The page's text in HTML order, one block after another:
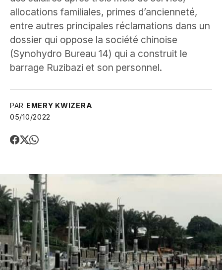
allocations familiales, primes d’ancienneté,
entre autres principales réclamations dans un
dossier qui oppose la société chinoise
(Synohydro Bureau 14) qui a construit le
barrage Ruzibazi et son personnel.
PAR EMERY KWIZERA
05/10/2022